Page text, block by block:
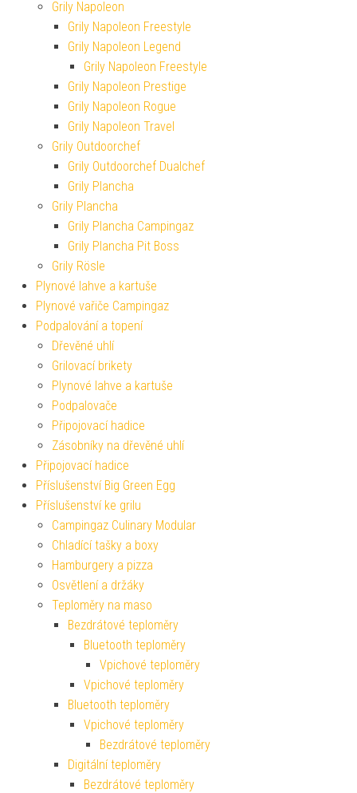
Grily Napoleon
Grily Napoleon Freestyle
Grily Napoleon Legend
Grily Napoleon Freestyle
Grily Napoleon Prestige
Grily Napoleon Rogue
Grily Napoleon Travel
Grily Outdoorchef
Grily Outdoorchef Dualchef
Grily Plancha
Grily Plancha
Grily Plancha Campingaz
Grily Plancha Pit Boss
Grily Rösle
Plynové lahve a kartuše
Plynové vařiče Campingaz
Podpalování a topení
Dřevěné uhlí
Grilovací brikety
Plynové lahve a kartuše
Podpalovače
Připojovací hadice
Zásobníky na dřevěné uhlí
Připojovací hadice
Příslušenství Big Green Egg
Příslušenství ke grilu
Campingaz Culinary Modular
Chladící tašky a boxy
Hamburgery a pizza
Osvětlení a držáky
Teploměry na maso
Bezdrátové teploměry
Bluetooth teploměry
Vpichové teploměry
Vpichové teploměry
Bluetooth teploměry
Vpichové teploměry
Bezdrátové teploměry
Digitální teploměry
Bezdrátové teploměry